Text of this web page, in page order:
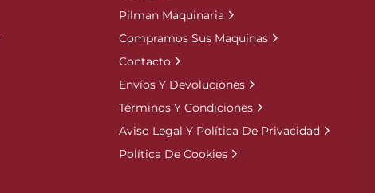
Pilman Maquinaria
Compramos Sus Maquinas
Contacto
Envíos Y Devoluciones
Términos Y Condiciones
Aviso Legal Y Política De Privacidad
Política De Cookies